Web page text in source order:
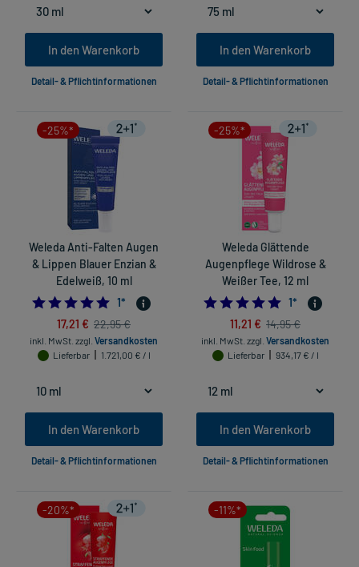
In den Warenkorb
Detail- & Pflichtinformationen
In den Warenkorb
Detail- & Pflichtinformationen
-25%*
Weleda Anti-Falten Augen
& Lippen Blauer Enzian &
Edelweiß, 10 ml
5.0
1*
17,21 € 22,95 €
inkl. MwSt. zzgl. Versandkosten
Lieferbar
1.721,00 € / l
In den Warenkorb
Detail- & Pflichtinformationen
-25%*
Weleda Glättende
Augenpflege Wildrose &
Weißer Tee, 12 ml
5.0
1*
11,21 € 14,95 €
inkl. MwSt. zzgl. Versandkosten
Lieferbar
934,17 € / l
In den Warenkorb
Detail- & Pflichtinformationen
-20%* -11%*